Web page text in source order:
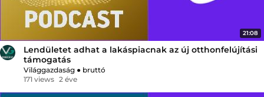
21:08
Lendületet adhat a lakáspiacnak az új otthonfelújítási
támogatás
Világgazdaság ● bruttó
171 views 2 éve